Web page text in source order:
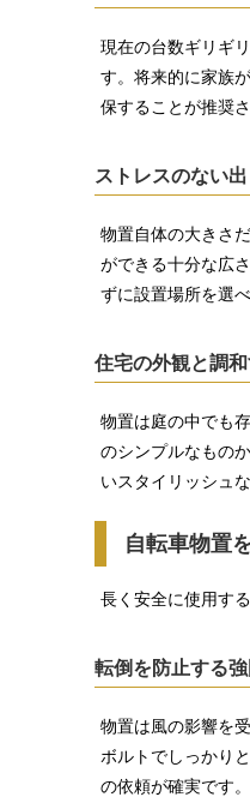
現在の台数ギリギ
す。将来的に家族
保することが推奨
ストレスのない
物置自体の大きさ
ができる十分な広
ずに設置場所を選べ
住宅の外観と調
物置は庭の中でも
のシンプルなもの
いスタイリッシュ
自転車物置
長く安全に使用す
転倒を防止する
物置は風の影響を
ボルトでしっかり
の依頼が確実です。